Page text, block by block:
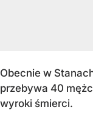
Obecnie w
przebywa 40
wyroki śmierci.